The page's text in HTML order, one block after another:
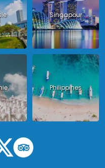
Singapour
Philippines